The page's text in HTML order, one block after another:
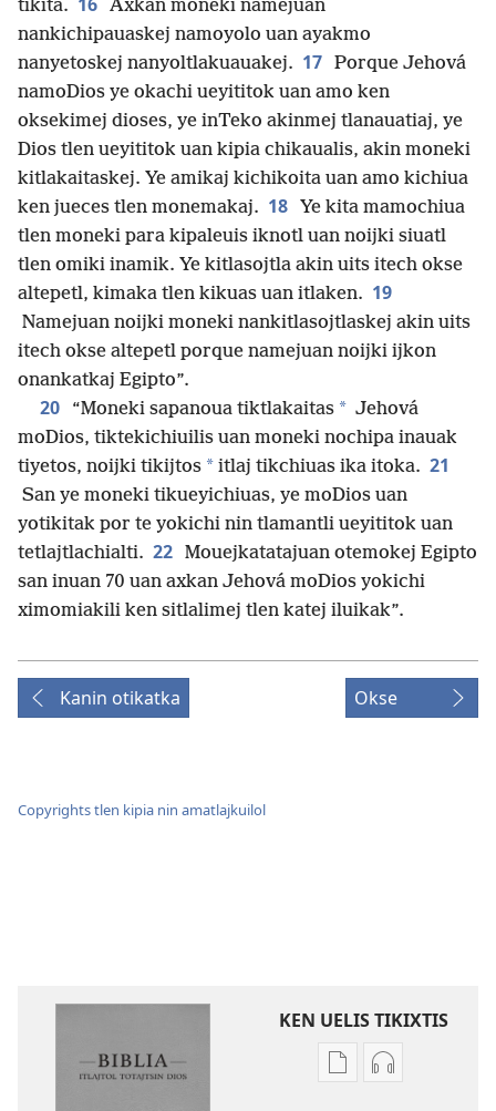
tikita.
Axkan moneki namejuan
nankichipauaskej namoyolo uan ayakmo
nanyetoskej nanyoltlakuauakej. 17 Porque Jehová
namoDios ye okachi ueyititok uan amo ken
oksekimej dioses, ye inTeko akinmej tlanauatiaj, ye
Dios tlen ueyititok uan kipia chikaualis, akin moneki
kitlakaitaskej. Ye amikaj kichikoita uan amo kichiua
ken jueces tlen monemakaj. 18
Ye kita mamochiua
tlen moneki para kipaleuis iknotl uan noijki siuatl
tlen omiki inamik. Ye kitlasojtla akin uits itech okse
altepetl, kimaka tlen kikuas uan itlaken. 19
Namejuan noijki moneki nankitlasojtlaskej akin uits
itech okse altepetl porque namejuan noijki ijkon
onankatkaj Egipto”.
20 “Moneki sapanoua tiktlakaitas * Jehová
moDios, tiktekichiuilis uan moneki nochipa inauak
tiyetos, noijki tikijtos * itlaj tikchiuas ika itoka. 21
San ye moneki tikueyichiuas, ye moDios uan
yotikitak por te yokichi nin tlamantli ueyititok uan
tetlajtlachialti. 22 Mouejkatatajuan otemokej Egipto
san inuan 70 uan axkan Jehová moDios yokichi
ximomiakili ken sitlalimej tlen katej iluikak”.
Kanin otikatka Okse
Copyrights tlen kipia nin amatlajkuilol
KEN UELIS TIKIXTIS
XikinkixtiXikkixti